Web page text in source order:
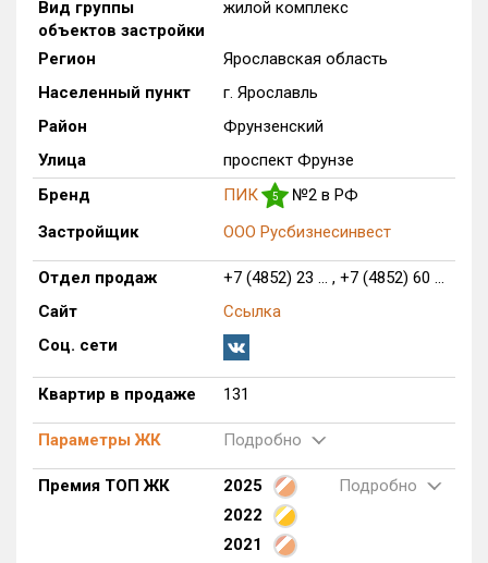
Только новые
от до
с продажами
Рейтинг ЕРЗ
Найдено:
Многоквартирных домов
Блокированных домов
Домов с апартаментами
0 из 1
Поселков таунхаусов
Блокированных домов
0 из 25
Квартир, апартаментов,
Вид группы
объектов застройки
жилой комплекс
Регион
Ярославская область
Населенный пункт
г. Ярославль
Район
Фрунзенский
Улица
проспект Фрунзе
Бренд
ПИК 5
№2 в РФ
Застройщик
ООО Русбизнесинвест
Отдел продаж
+7 (4852) 23 ... , +7 (4852) 60 ...
Сайт
Ссылка
Соц. сети
Квартир в продаже 131
Параметры ЖК Подробно
Премия ТОП ЖК 2025
Подробно
2022
2021